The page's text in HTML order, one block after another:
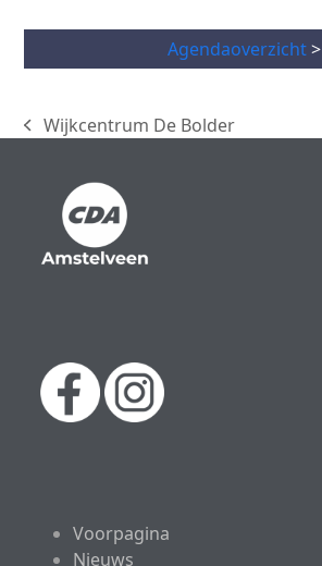
Agendaoverzicht>
previous
Wijkcentrum De Bolder
Voorpagina
Nieuws